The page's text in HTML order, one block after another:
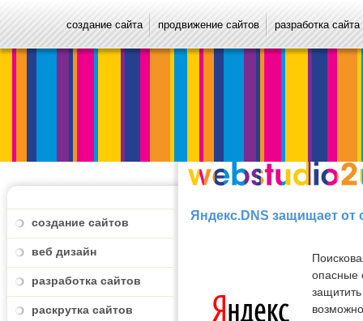
создание сайта продвижение сайтов разработка сайта
создание сайтов
веб дизайн
разработка сайтов
раскрутка сайтов
Яндекс.DNS защищает от
опасные